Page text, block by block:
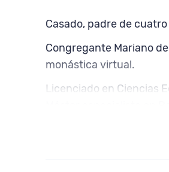
Casado, padre de
Congregante Mariano
monástica virtual.
Licenciado en Ciencias
vinculado a la
Creador del modelo de